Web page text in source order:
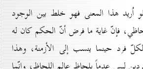
هذا المعنى فهو خلط بين الوجود
فإنّ غاية ما فرض أنّ الحكم كان له
فرد حينما ينسب إلى الأزمنة، وهذا